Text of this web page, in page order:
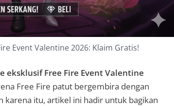
Event Valentine 2026: Klaim Gratis!
eksklusif Free Fire Event Valentine
Free Fire patut bergembira dengan
itu, artikel ini hadir untuk bagikan